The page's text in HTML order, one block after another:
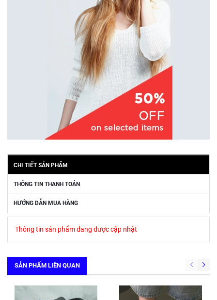
CHI TIẾT SẢN PHẨM
THÔNG TIN THANH TOÁN
HƯỚNG DẪN MUA HÀNG
Thông tin sản phẩm đang được cập nhật
SẢN PHẨM LIÊN QUAN